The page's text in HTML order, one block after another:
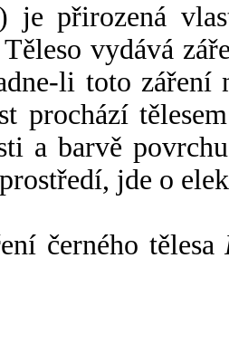
je přirozená
Těleso vydává
li toto záření
prochází
a barvě
jde o
černého tělesa